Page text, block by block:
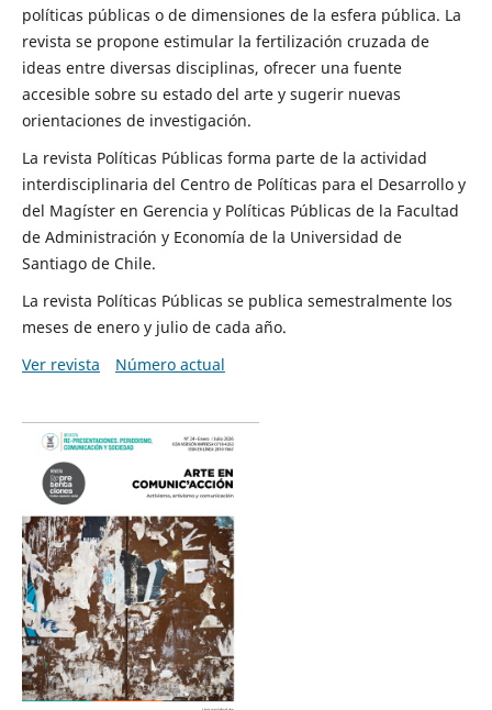
políticas públicas o de dimensiones de la esfera pública. La
revista se propone estimular la fertilización cruzada de
ideas entre diversas disciplinas, ofrecer una fuente
accesible sobre su estado del arte y sugerir nuevas
orientaciones de investigación.
La revista Políticas Públicas forma parte de la actividad
interdisciplinaria del Centro de Políticas para el Desarrollo y
del Magíster en Gerencia y Políticas Públicas de la Facultad
de Administración y Economía de la Universidad de
Santiago de Chile.
La revista Políticas Públicas se publica semestralmente los
meses de enero y julio de cada año.
Ver revista
Número actual